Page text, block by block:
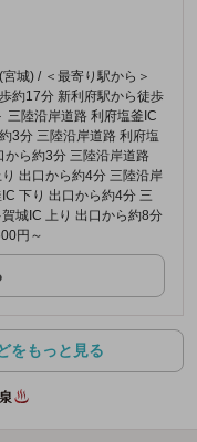
城) / ＜最寄り駅から＞
約17分 新利府駅から徒歩
三陸沿岸道路 利府塩釜IC
3分 三陸沿岸道路 利府塩
から約3分 三陸沿岸道路
出口から約4分 三陸沿岸
下り 出口から約4分 三
城IC 上り 出口から約8分
円～
をもっと見る